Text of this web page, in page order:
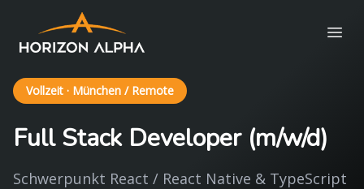
Vollzeit · München / Remote
Full Stack Developer (m/w/d)
Schwerpunkt React / React Native & TypeScript